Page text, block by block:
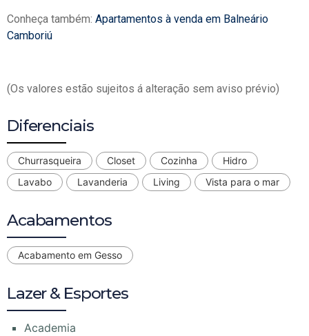
Conheça também: Apartamentos à venda em Balneário
Camboriú
(Os valores estão sujeitos á alteração sem aviso prévio)
Diferenciais
Churrasqueira Closet Cozinha
Hidro
Lavabo
Lavanderia Living Vista para o mar
Acabamentos
Acabamento em Gesso
Lazer & Esportes
Academia